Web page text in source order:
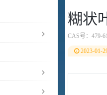
糊状
CAS号： 479-
2023-01-